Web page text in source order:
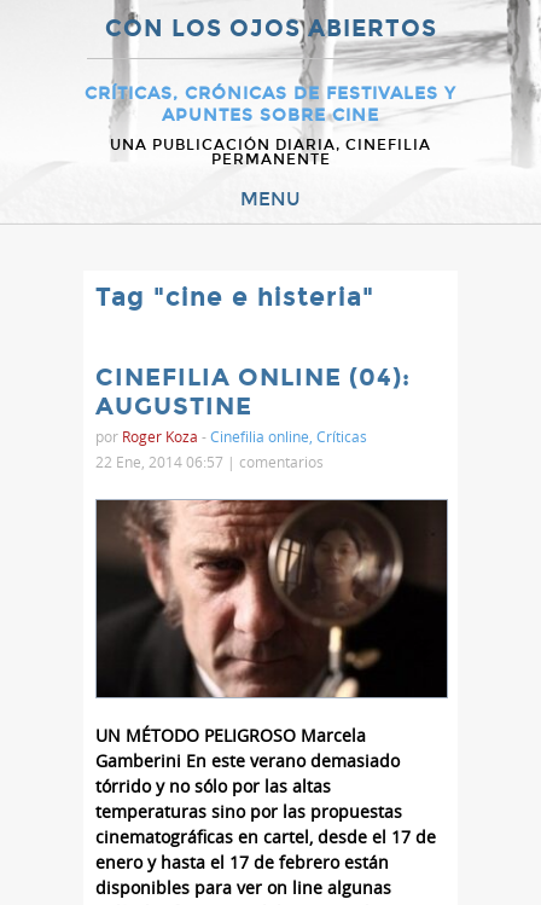
CON LOS OJOS ABIERTOS
CRÍTICAS, CRÓNICAS DE FESTIVALES Y
APUNTES SOBRE CINE
UNA PUBLICACIÓN DIARIA, CINEFILIA
PERMANENTE
MENU
Tag "cine e histeria"
CINEFILIA ONLINE (04):
AUGUSTINE
por Roger Koza -Cinefilia online Críticas
22 Ene, 2014 06:57 | comentarios
UN MÉTODO PELIGROSO Marcela
Gamberini En este verano demasiado
tórrido y no sólo por las altas
temperaturas sino por las propuestas
cinematográficas en cartel, desde el 17 de
enero y hasta el 17 de febrero están
disponibles para ver on line algunas